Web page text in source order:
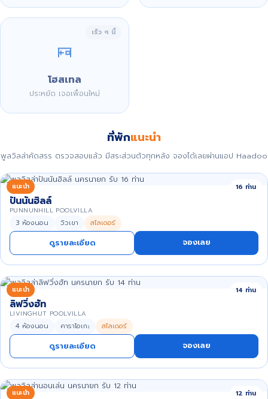
เร็ว ๆ นี้
โฮสเทล
ประหยัด เจอเพื่อนใหม่
ที่พักแนะนำ
พูลวิลล่าคัดสรร ตรวจสอบแล้ว มีสระส่วนตัวทุกหลัง จองได้เลยผ่านแอป Haadoo
แนะนำ 16 ท่าน
ปันนันฮิลล์
PUNNUNHILL POOLVILLA
3 ห้องนอน วิวเขา สไลเดอร์
ดูรายละเอียด จองเลย
แนะนำ 14 ท่าน
ลิฟวิ่งฮัท
LIVINGHUT POOLVILLA
4 ห้องนอน คาราโอเกะ สไลเดอร์
ดูรายละเอียด จองเลย
แนะนำ 12 ท่าน